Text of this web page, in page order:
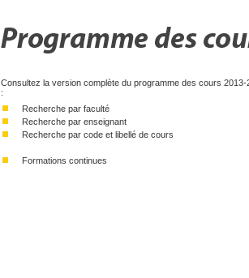
Consultez la version complète du programme des cours 2013-
:
Recherche par faculté
Recherche par enseignant
Recherche par code et libellé de cours
Formations continues